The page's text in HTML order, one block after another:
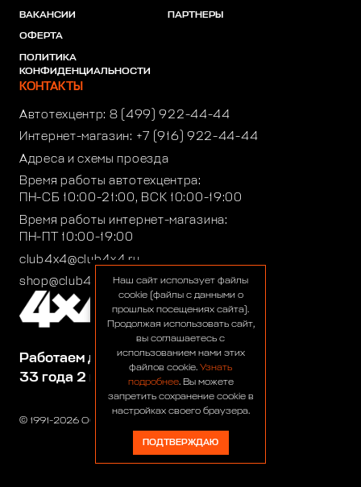
© 1991-2026 ООО «Сервис 4х4»
Работаем для вас:
33 года 2 месяца 24 дня
ВАКАНСИИ
ОФЕРТА
ПОЛИТИКА
КОНФИДЕНЦИАЛЬНОСТИ
ПАРТНЕРЫ
КОНТАКТЫ
Автотехцентр: 8 (499) 922-44-44
Интернет-магазин: +7 (916) 922-44-44
Адреса и схемы проезда
Время работы автотехцентра:
ПН-СБ 10:00-21:00, ВСК 10:00-19:00
Время работы интернет-магазина:
ПН-ПТ 10:00-19:00
club4x4@club4x4.ru
shop@club4x4.ruНаш сайт использует файлы
cookie (файлы с данными о
прошлых посещениях сайта).
Продолжая использовать сайт,
вы соглашаетесь с
использованием нами этих
файлов cookie. Узнать
подробнее. Вы можете
запретить сохранение cookie в
настройках своего браузера.
ПОДТВЕРЖДАЮ